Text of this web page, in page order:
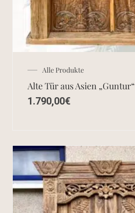
Alle Produkte
Alte Tür aus Asien „Guntur“
1.790,00€